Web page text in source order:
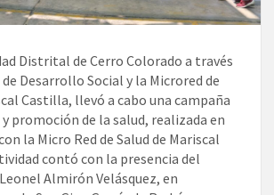
Distrital de Cerro Colorado a través
Desarrollo Social y la Microred de
Castilla, llevó a cabo una campaña
promoción de la salud, realizada en
la Micro Red de Salud de Mariscal
contó con la presencia del
Almirón Velásquez, en